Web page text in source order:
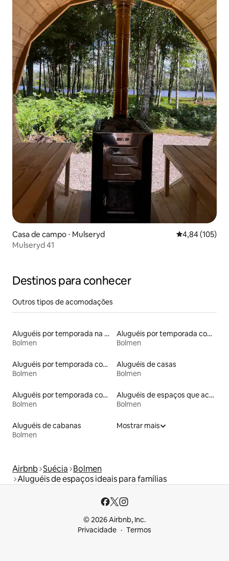
Casa de campo ⋅ Mulseryd 4,84 de uma
4,84 (105)
Mulseryd 41
Destinos para conhecer
Outros tipos de acomodações
Aluguéis por temporada na orla
Bolmen
Aluguéis por temporada com sauna
Bolmen
Aluguéis por temporada com acesso à praia
Bolmen
Aluguéis de casas
Bolmen
Aluguéis por temporada com acesso ao lago
Bolmen
Aluguéis de espaços que aceitam animais de estimação
Bolmen
Aluguéis de cabanas
Bolmen
Mostrar mais
Airbnb Suécia Bolmen
Aluguéis de espaços ideais para famílias
© 2026 Airbnb, Inc.
Privacidade
Termos